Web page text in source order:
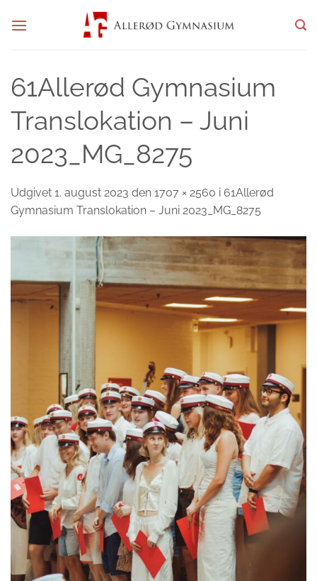
61Allerød Gymnasium
Translokation – Juni
2023_MG_8275
Udgivet 1. august 2023 den 1707 × 2560 i 61Allerød
Gymnasium Translokation – Juni 2023_MG_8275